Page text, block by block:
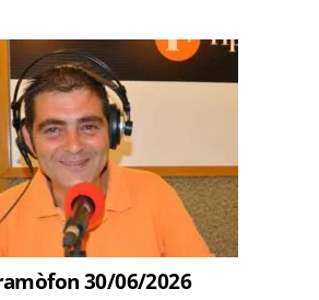
30/06/2026